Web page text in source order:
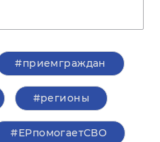
#приемграждан
#регионы
#ЕРпомогаетСВО